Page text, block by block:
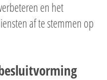
en het
af te stemmen op